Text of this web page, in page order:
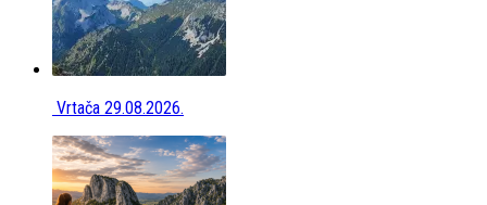
Vrtača 29.08.2026.